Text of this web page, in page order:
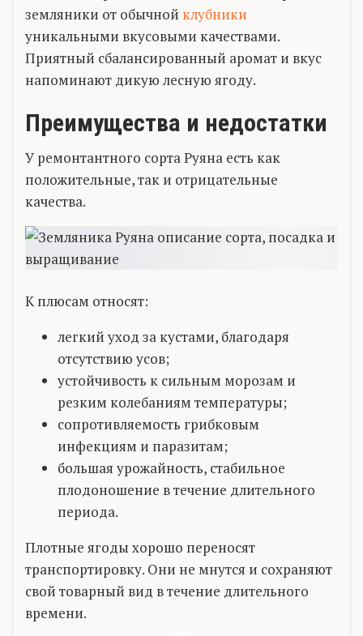
земляники от обычной клубники
уникальными вкусовыми качествами.
Приятный сбалансированный аромат и вкус
напоминают дикую лесную ягоду.
Преимущества и недостатки
У ремонтантного сорта Руяна есть как
положительные, так и отрицательные
качества.
К плюсам относят:
легкий уход за кустами, благодаря
отсутствию усов;
устойчивость к сильным морозам и
резким колебаниям температуры;
сопротивляемость грибковым
инфекциям и паразитам;
большая урожайность, стабильное
плодоношение в течение длительного
периода.
Плотные ягоды хорошо переносят
транспортировку. Они не мнутся и сохраняют
свой товарный вид в течение длительного
времени.